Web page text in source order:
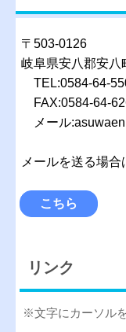
〒503-0126
岐阜県安八郡安八
TEL:0584-64-
FAX:0584-64-
メール
メールを送る場合
こちら
リンク
※文字にカーソル